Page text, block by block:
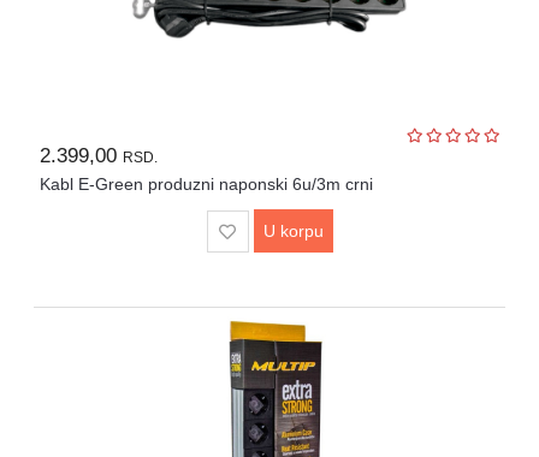
2.399,00 RSD.
Kabl E-Green produzni naponski 6u/3m crni
U korpu